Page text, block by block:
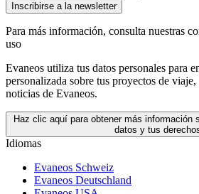
Inscribirse a la newsletter
Para más información, consulta nuestras
uso
Evaneos utiliza tus datos personales para
personalizada sobre tus proyectos de
noticias de Evaneos.
Haz clic aquí para obtener más información
datos y tus
Idiomas
Evaneos Schweiz
Evaneos Deutschland